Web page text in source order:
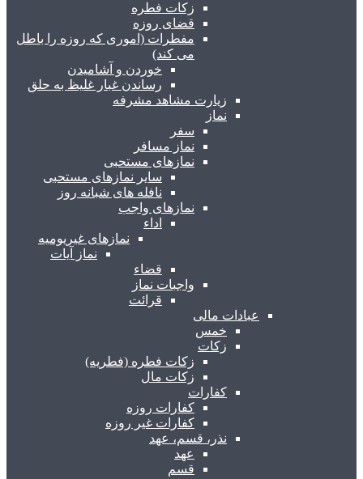
زکات فطره
قضای روزه
مفطرات (اموری که روزه را باطل
می کند)
خوردن و آشامیدن
رساندن غبار غلیظ به حلق
زیارت مشاهد مشرفه
نماز
سفر
نماز مسافر
نمازهای مستحبی
سایر نمازهای مستحبی
نافله های شبانه روز
نمازهای واجب
اداء
نمازهای غیریومیه
نماز آیات
قضاء
واجبات نماز
قرائت
عبادات مالی
خمس
زکات
زکات فطره (فطریه)
زکات مال
کفارات
کفارات روزه
کفارات غیر روزه
نذر، قسم، عهد
عهد
قسم